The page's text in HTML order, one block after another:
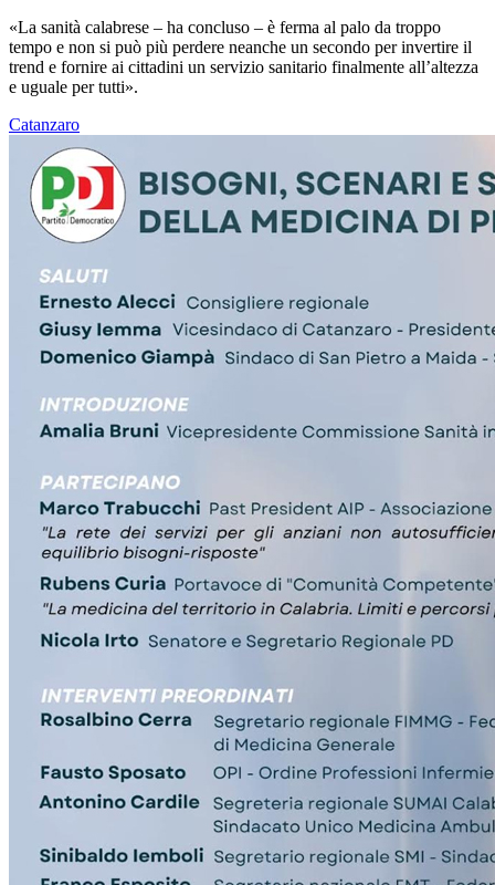
«La sanità calabrese – ha concluso – è ferma al palo da troppo
tempo e non si può più perdere neanche un secondo per invertire il
trend e fornire ai cittadini un servizio sanitario finalmente all’altezza
e uguale per tutti».
Catanzaro